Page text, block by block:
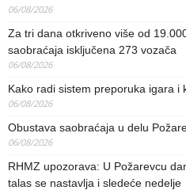
06/08/2026
Za tri dana otkriveno više od
saobraćaja isključena 273 vozača
06/08/2026
Kako radi sistem preporuka igara i
06/08/2026
Obustava saobraćaja u delu
06/08/2026
RHMZ upozorava: U Požarevcu
talas se nastavlja i sledeće nedelje